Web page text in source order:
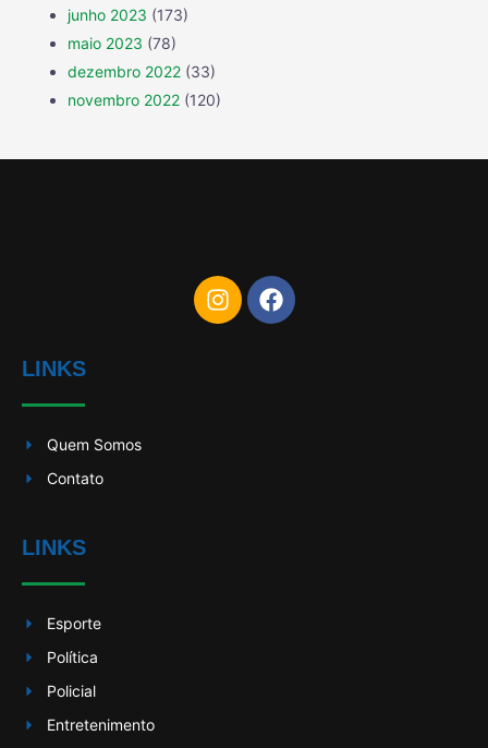
junho 2023 (173)
maio 2023 (78)
dezembro 2022 (33)
novembro 2022 (120)
LINKS
Quem Somos
Contato
LINKS
Esporte
Política
Policial
Entretenimento